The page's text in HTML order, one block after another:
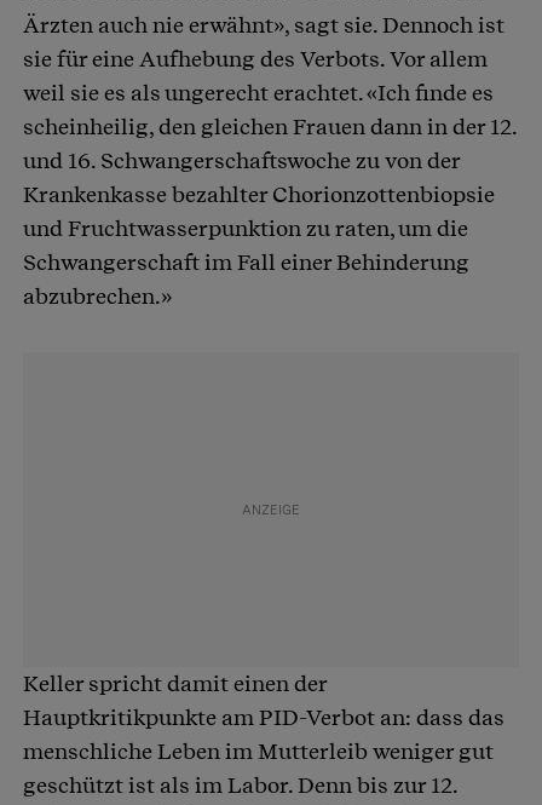
Ärzten auch nie erwähnt», sagt sie. Dennoch ist
sie für eine Aufhebung des Verbots. Vor allem
weil sie es als ungerecht erachtet. «Ich finde es
scheinheilig, den gleichen Frauen dann in der 12.
und 16. Schwangerschaftswoche zu von der
Krankenkasse bezahlter Chorionzottenbiopsie
und Fruchtwasserpunktion zu raten, um die
Schwangerschaft im Fall einer Behinderung
abzubrechen.»
Keller spricht damit einen der
Hauptkritikpunkte am PID-Verbot an: dass das
menschliche Leben im Mutterleib weniger gut
geschützt ist als im Labor. Denn bis zur 12.